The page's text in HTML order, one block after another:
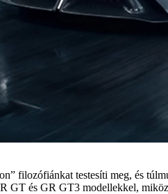
filozófiánkat testesíti meg, és
GT és GR GT3 modellekkel,